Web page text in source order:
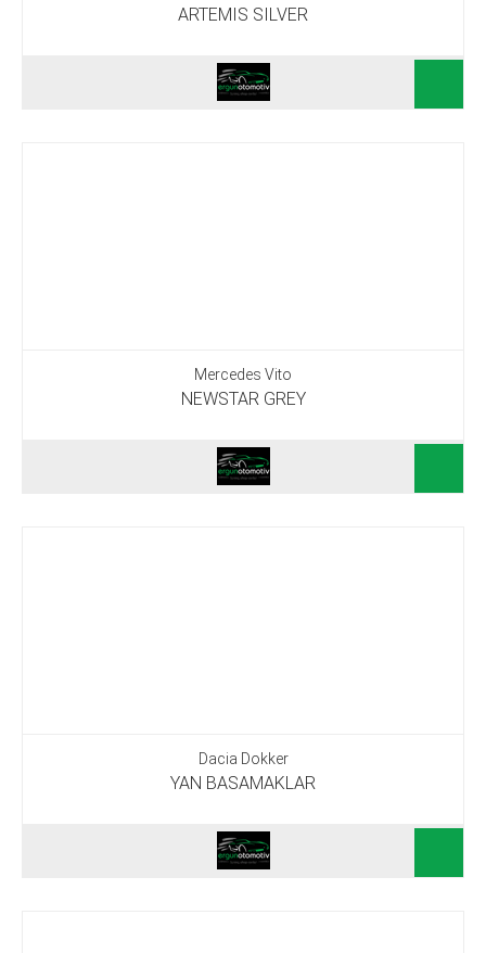
ARTEMIS SILVER
Mercedes Vito
NEWSTAR GREY
Dacia Dokker
YAN BASAMAKLAR